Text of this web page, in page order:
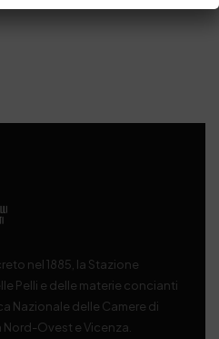
nel 1885, la Stazione
Pelli e delle materie concianti
Nazionale delle Camere di
Ovest e Vicenza.